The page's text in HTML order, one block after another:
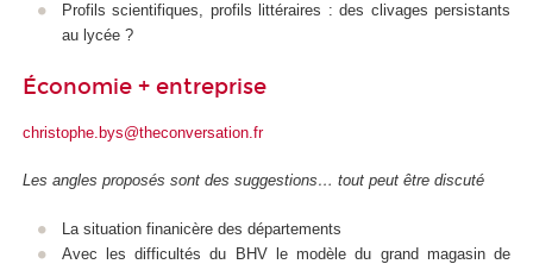
Profils scientifiques, profils littéraires : des clivages persistants
au lycée ?
Économie + entreprise
christophe.bys@theconversation.fr
Les angles proposés sont des suggestions… tout peut être discuté
La situation finanicère des départements
Avec les difficultés du BHV le modèle du grand magasin de